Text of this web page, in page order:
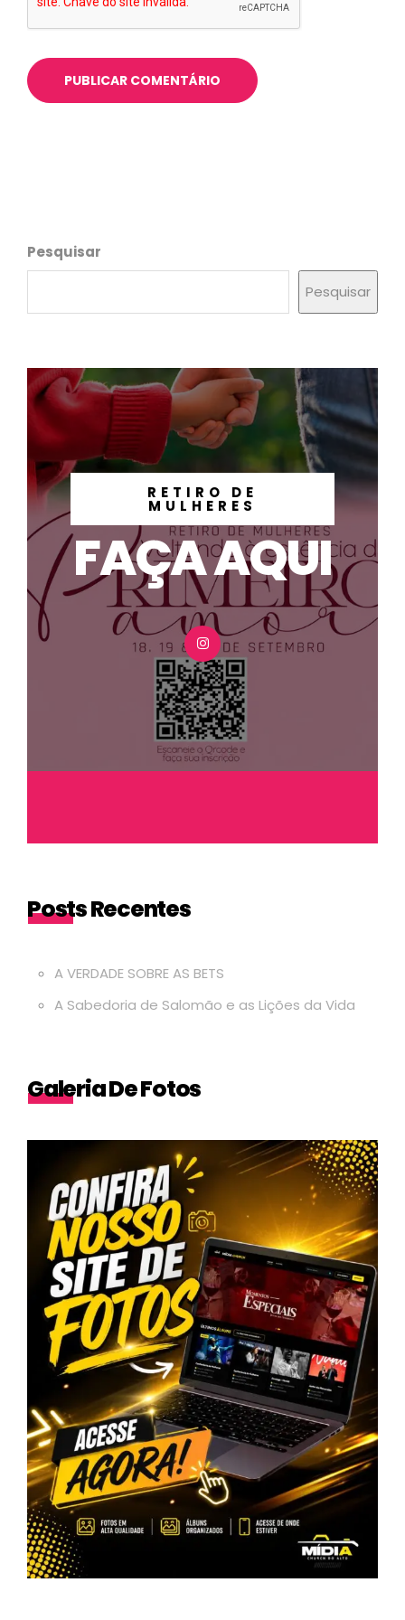
Pesquisar
Pesquisar
RETIRO DE
MULHERES
FAÇA AQUI
Posts Recentes
A VERDADE SOBRE AS BETS
A Sabedoria de Salomão e as Lições da Vida
Galeria De Fotos